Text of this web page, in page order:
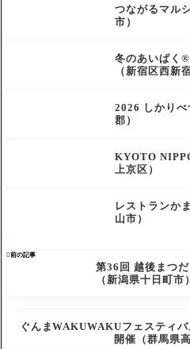
つながるマル
市）
冬のあいぱく
（新宿区西新宿
2026 しかり
郡）
KYOTO
上京区）
レストランか
山市）
前の記事
第36回 越後まつ
（新潟県十日町市）
ぐんまWAKUWAKUフェスティバ
開催（群馬県高